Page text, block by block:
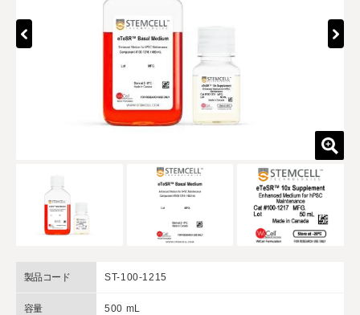
製品コード ST-100-1215
容量 500 mL